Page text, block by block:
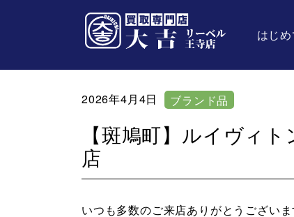
はじ
2026年4月4日 ブランド品
【斑鳩町】ルイヴィ
店
いつも多数のご来店ありがとうございま